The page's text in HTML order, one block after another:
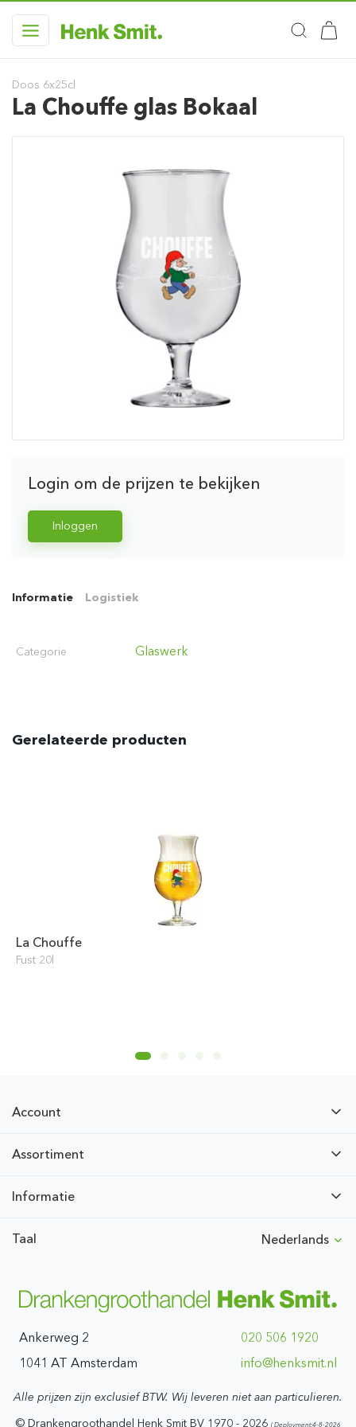
Doos 6x25cl
La Chouffe glas Bokaal
Login om de prijzen te bekijken
Inloggen
Informatie Logistiek
Categorie Glaswerk
Gerelateerde producten
La Chouffe
Fust 20l
Account
Assortiment
Informatie
Taal Nederlands
Ankerweg 2
1041 AT Amsterdam
020 506 1920
ln.timskneh@ofni
Alle prijzen zijn exclusief BTW. Wij leveren niet aan particulieren.
© Drankengroothandel Henk Smit BV 1970 - 2026 ( Deployment:4-8-2026